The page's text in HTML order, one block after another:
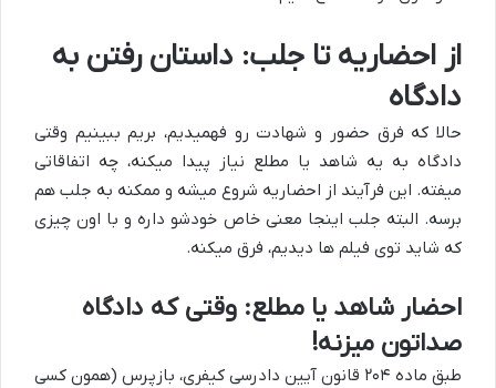
از احضاریه تا جلب: داستان رفتن به
دادگاه
حالا که فرق حضور و شهادت رو فهمیدیم، بریم ببینیم وقتی
دادگاه به یه شاهد یا مطلع نیاز پیدا میکنه، چه اتفاقاتی
میفته. این فرآیند از احضاریه شروع میشه و ممکنه به جلب هم
برسه. البته جلب اینجا معنی خاص خودشو داره و با اون چیزی
که شاید توی فیلم ها دیدیم، فرق میکنه.
احضار شاهد یا مطلع: وقتی که دادگاه
صداتون میزنه!
طبق ماده ۲۰۴ قانون آیین دادرسی کیفری، بازپرس (همون کسی